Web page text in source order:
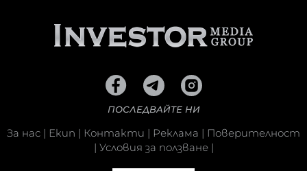
ПОСЛЕДВАЙТЕ НИ
За нас | Екип | Контакти | Реклама | Поверителност
| Условия за ползване|